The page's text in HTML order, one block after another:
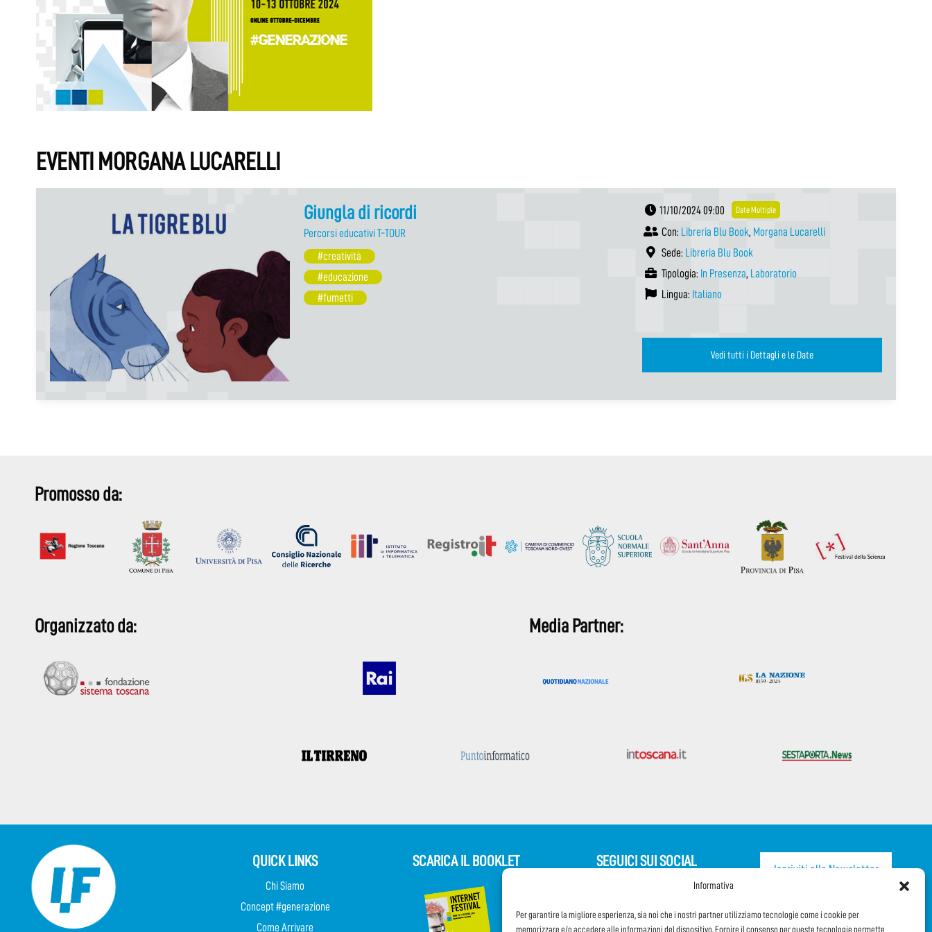
Informativa
Per garantire la migliore esperienza, sia noi che i nostri partner utilizziamo tecnologie come i cookie per
memorizzare e/o accedere alle informazioni del dispositivo. Fornire il consenso per queste tecnologie permette
EVENTI MORGANA LUCARELLI
Giungla di ricordi
Percorsi educativi T-TOUR
#creatività
#educazione
#fumetti
11/10/2024 09:00 Date Multiple
Con: Libreria Blu Book, Morgana Lucarelli
Sede: Libreria Blu Book
Tipologia: In Presenza, Laboratorio
Lingua: Italiano
Vedi tutti i Dettagli e le Date
Promosso da:
Organizzato da: Media Partner:
QUICK LINKS
Chi Siamo
Concept #generazione
Come Arrivare
SCARICA IL BOOKLET SEGUICI SUI SOCIAL
Iscriviti alla Newsletter
CONDIVIDI QUESTA PAGINA!